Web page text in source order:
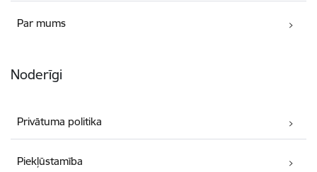
Par mums
Noderīgi
Privātuma politika
Piekļūstamība